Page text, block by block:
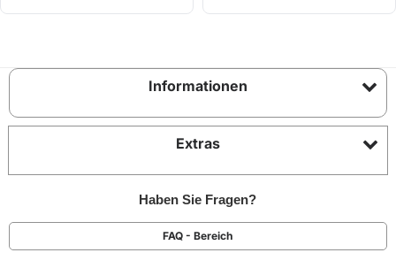
Informationen
Extras
Haben Sie Fragen?
FAQ - Bereich